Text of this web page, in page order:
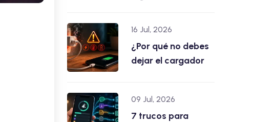
16 Jul, 2026
¿Por qué no debes
dejar el cargador
09 Jul, 2026
7 trucos para